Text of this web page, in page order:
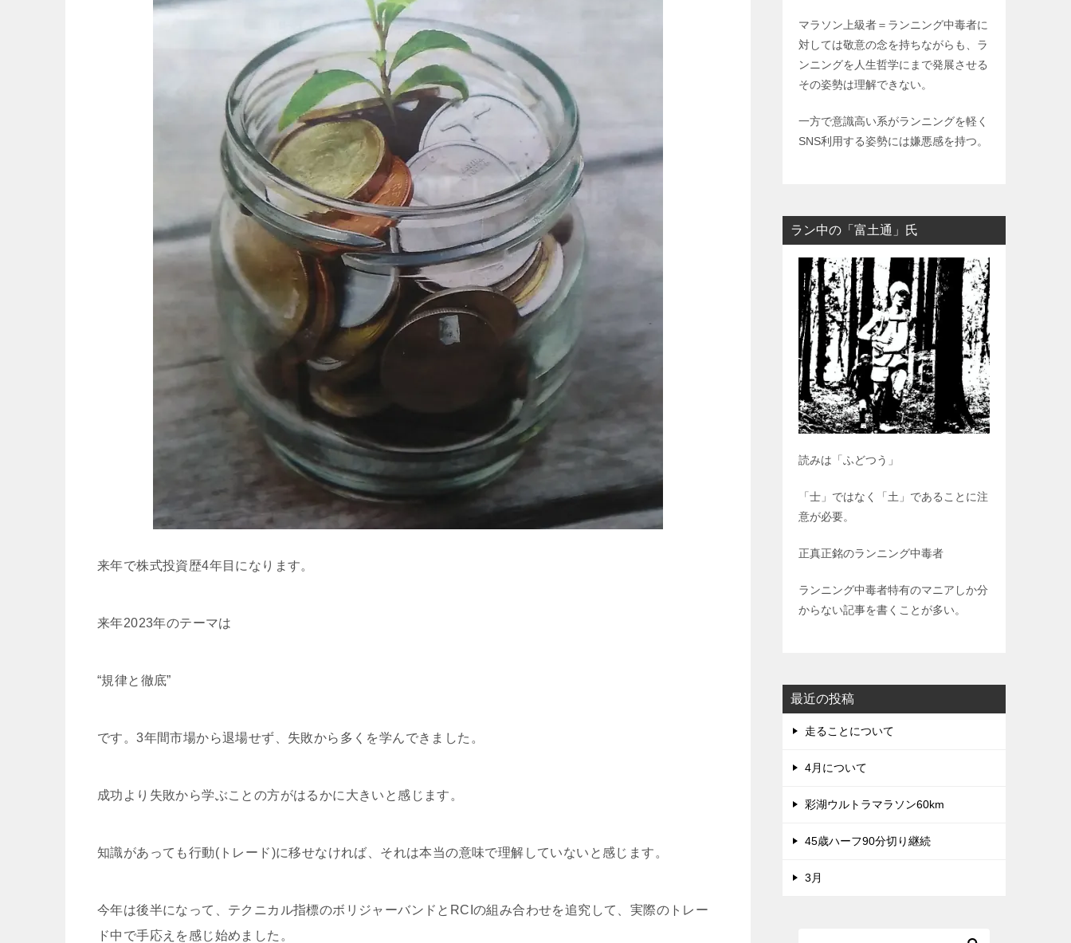
来年で株式投資歴4年目になります。
来年2023年のテーマは
“規律と徹底”
です。3年間市場から退場せず、失敗から多くを学んできました。
成功より失敗から学ぶことの方がはるかに大きいと感じます。
知識があっても行動(トレード)に移せなければ、それは本当の意味で理解していないと感じます。
今年は後半になって、テクニカル指標のボリジャーバンドとRCIの組み合わせを追究して、実際のトレー
ド中で手応えを感じ始めました。
マラソン上級者＝ランニング中毒者に
対しては敬意の念を持ちながらも、ラ
ンニングを人生哲学にまで発展させる
その姿勢は理解できない。
一方で意識高い系がランニングを軽く
SNS利用する姿勢には嫌悪感を持つ。
ラン中の「富土通」氏
読みは「ふどつう」
「士」ではなく「土」であることに注
意が必要。
正真正銘のランニング中毒者
ランニング中毒者特有のマニアしか分
からない記事を書くことが多い。
最近の投稿
走ることについて
4月について
彩湖ウルトラマラソン60km
45歳ハーフ90分切り継続
3月